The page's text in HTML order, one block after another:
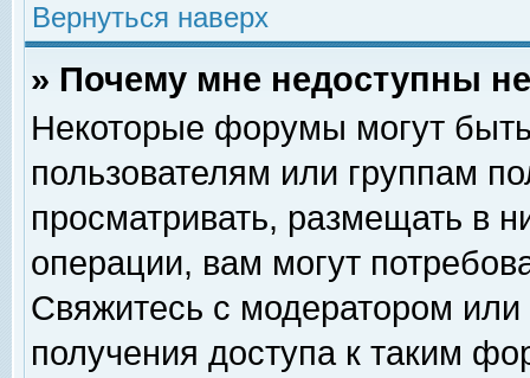
Вернуться наверх
» Почему мне недоступны
Некоторые форумы могут
пользователям или группам
просматривать, размещать в
операции, вам могут
Свяжитесь с модератором
получения доступа к таким